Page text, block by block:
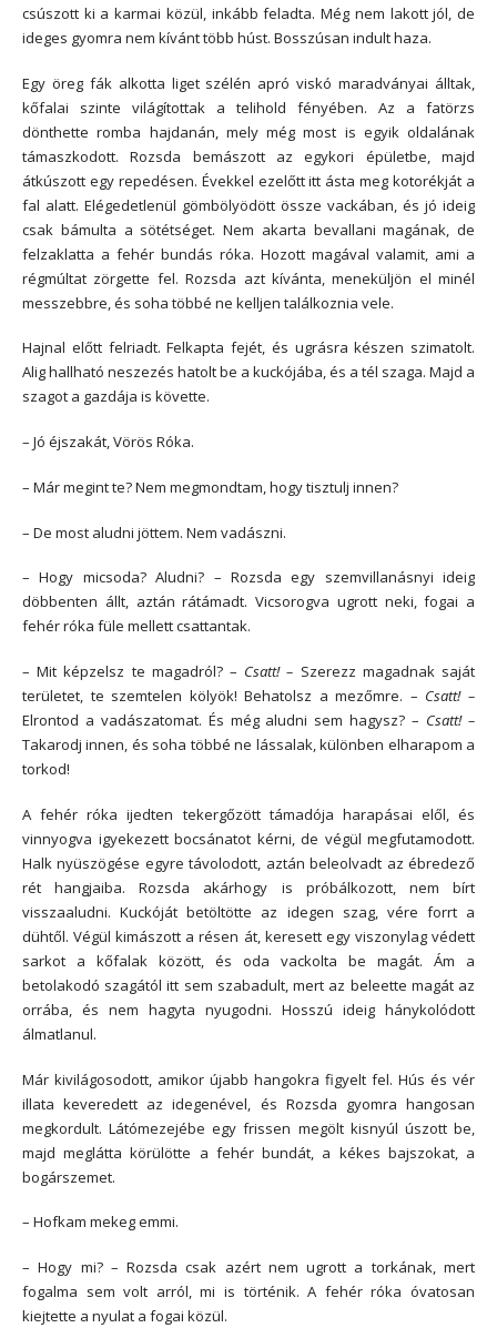
csúszott ki a karmai közül, inkább feladta. Még nem lakott jól, de
ideges gyomra nem kívánt több húst. Bosszúsan indult haza.
Egy öreg fák alkotta liget szélén apró viskó maradványai álltak,
kőfalai szinte világítottak a telihold fényében. Az a fatörzs
dönthette romba hajdanán, mely még most is egyik oldalának
támaszkodott. Rozsda bemászott az egykori épületbe, majd
átkúszott egy repedésen. Évekkel ezelőtt itt ásta meg kotorékját a
fal alatt. Elégedetlenül gömbölyödött össze vackában, és jó ideig
csak bámulta a sötétséget. Nem akarta bevallani magának, de
felzaklatta a fehér bundás róka. Hozott magával valamit, ami a
régmúltat zörgette fel. Rozsda azt kívánta, meneküljön el minél
messzebbre, és soha többé ne kelljen találkoznia vele.
Hajnal előtt felriadt. Felkapta fejét, és ugrásra készen szimatolt.
Alig hallható neszezés hatolt be a kuckójába, és a tél szaga. Majd a
szagot a gazdája is követte.
– Jó éjszakát, Vörös Róka.
– Már megint te? Nem megmondtam, hogy tisztulj innen?
– De most aludni jöttem. Nem vadászni.
– Hogy micsoda? Aludni? – Rozsda egy szemvillanásnyi ideig
döbbenten állt, aztán rátámadt. Vicsorogva ugrott neki, fogai a
fehér róka füle mellett csattantak.
– Mit képzelsz te magadról? – Csatt! – Szerezz magadnak saját
területet, te szemtelen kölyök! Behatolsz a mezőmre. – Csatt! –
Elrontod a vadászatomat. És még aludni sem hagysz? – Csatt! –
Takarodj innen, és soha többé ne lássalak, különben elharapom a
torkod!
A fehér róka ijedten tekergőzött támadója harapásai elől, és
vinnyogva igyekezett bocsánatot kérni, de végül megfutamodott.
Halk nyüszögése egyre távolodott, aztán beleolvadt az ébredező
rét hangjaiba. Rozsda akárhogy is próbálkozott, nem bírt
visszaaludni. Kuckóját betöltötte az idegen szag, vére forrt a
dühtől. Végül kimászott a résen át, keresett egy viszonylag védett
sarkot a kőfalak között, és oda vackolta be magát. Ám a
betolakodó szagától itt sem szabadult, mert az beleette magát az
orrába, és nem hagyta nyugodni. Hosszú ideig hánykolódott
álmatlanul.
Már kivilágosodott, amikor újabb hangokra figyelt fel. Hús és vér
illata keveredett az idegenével, és Rozsda gyomra hangosan
megkordult. Látómezejébe egy frissen megölt kisnyúl úszott be,
majd meglátta körülötte a fehér bundát, a kékes bajszokat, a
bogárszemet.
– Hofkam mekeg emmi.
– Hogy mi? – Rozsda csak azért nem ugrott a torkának, mert
fogalma sem volt arról, mi is történik. A fehér róka óvatosan
kiejtette a nyulat a fogai közül.